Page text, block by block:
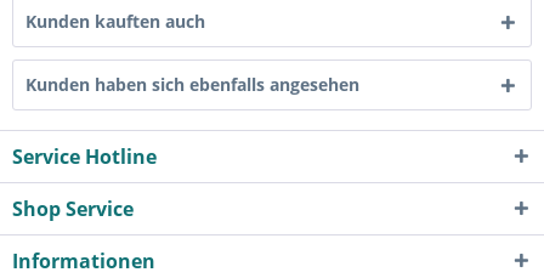
Kunden kauften auch
Kunden haben sich ebenfalls angesehen
Service Hotline
Shop Service
Informationen